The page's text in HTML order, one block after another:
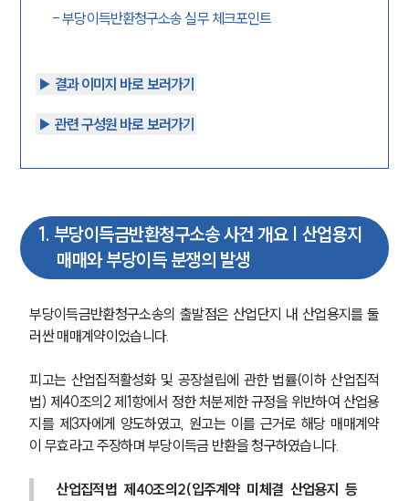
-부당이득반환청구소송 실무 체크포인트
▶︎ 결과 이미지 바로 보러가기
▶︎ 관련 구성원 바로 보러가기
1 . 부당이득금반환청구소송 사건 개요 | 산업용지
매매와 부당이득 분쟁의 발생
부당이득금반환청구소송의 출발점은 산업단지 내 산업용지를 둘
러싼 매매계약이었습니다.
피고는 산업집적활성화 및 공장설립에 관한 법률(이하 산업집적
법) 제40조의2 제1항에서 정한 처분제한 규정을 위반하여 산업용
지를 제3자에게 양도하였고, 원고는 이를 근거로 해당 매매계약
이 무효라고 주장하며 부당이득금 반환을 청구하였습니다.
산업집적법 제40조의2(입주계약 미체결 산업용지 등